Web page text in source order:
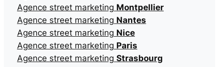
Agence street marketing Montpellier
Agence street marketing Nantes
Agence street marketing Nice
Agence street marketing Paris
Agence street marketing Strasbourg